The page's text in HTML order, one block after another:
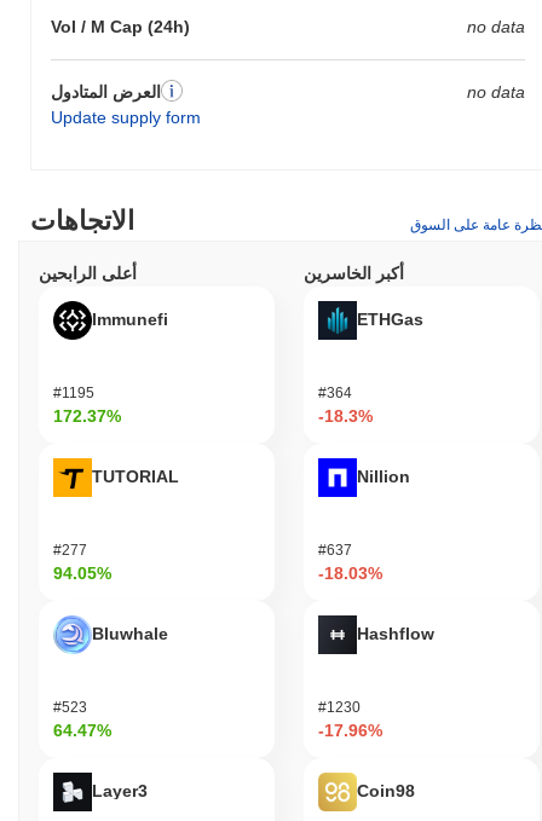
Vol / M Cap (24h) no data
العرض المتادول
Update supply form
no data
الاتجاهات عامة على السوق
أعلى الرابحين
Immunefi
#1195
172.37%
TUTORIAL
#277
94.05%
Bluwhale
#523
64.47%
Layer3
أكبر الخاسرين
ETHGas
#364
-18.3%
Nillion
#637
-18.03%
Hashflow
#1230
-17.96%
Coin98